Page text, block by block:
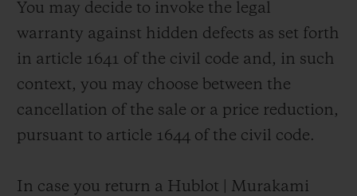
You may decide to invoke the legal
warranty against hidden defects as set forth
in article 1641 of the civil code and, in such
context, you may choose between the
cancellation of the sale or a price reduction,
pursuant to article 1644 of the civil code.
In case you return a Hublot | Murakami